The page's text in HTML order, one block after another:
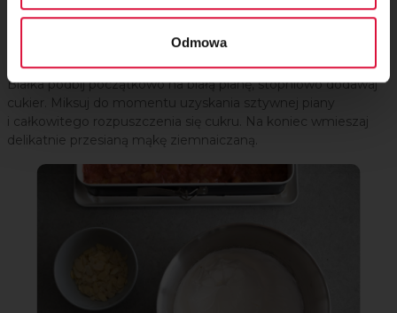
Odmowa
Białka podbij początkowo na białą pianę, stopniowo dodawaj
cukier. Miksuj do momentu uzyskania sztywnej piany
i całkowitego rozpuszczenia się cukru. Na koniec wmieszaj
delikatnie przesianą mąkę ziemnaiczaną.